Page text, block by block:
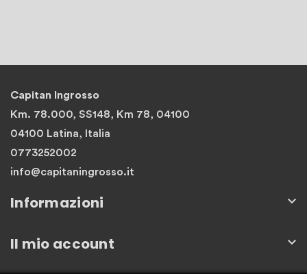
Capitan Ingrosso
Km. 78.000, SS148, Km 78, 04100
04100 Latina, Italia
0773252002
info@capitaningrosso.it
Informazioni 
Il mio account 